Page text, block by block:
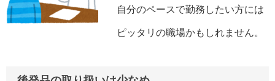
自分のペースで勤務したい方には
ピッタリの職場かもしれません。